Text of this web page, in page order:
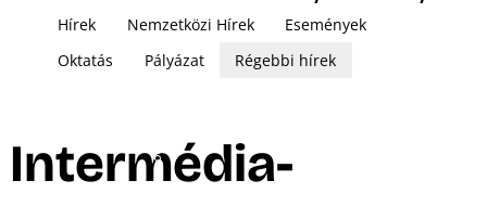
Hírek
Nemzetközi Hírek
Események
Oktatás
Pályázat Régebbi hírek
Intermédia-